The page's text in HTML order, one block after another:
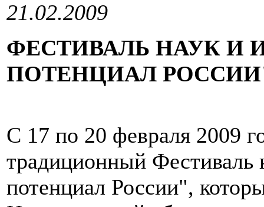
21.02.2009
ФЕСТИВАЛЬ НАУК И
ПОТЕНЦИАЛ
С 17 по 20 февраля 2009
традиционный Фестиваль
потенциал России",